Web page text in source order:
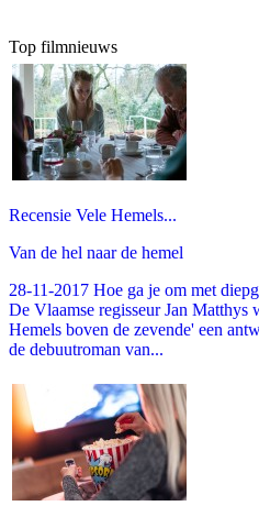
Top filmnieuws
Recensie Vele Hemels...
Van de hel naar de hemel
28-11-2017 Hoe ga je om met
De Vlaamse regisseur Jan
Hemels boven de zevende' een
de debuutroman van...